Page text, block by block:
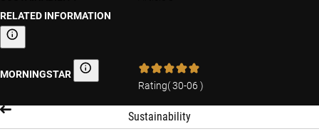
RELATED INFORMATION
Sustainability-related information
MORNINGSTAR Morningstar
Rating(30-06 )
Sustainability